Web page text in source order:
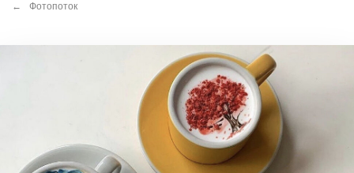
Фотопоток